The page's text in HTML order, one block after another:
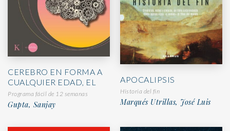
CEREBRO EN FORMA A
CUALQUIER EDAD, EL
Programa fácil de 12 semanas
Gupta, Sanjay
APOCALIPSIS
Historia del fin
Marqués Utrillas, José Luis